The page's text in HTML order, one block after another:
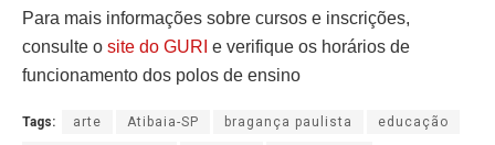
Para mais informações sobre cursos e inscrições,
consulte o site do GURI e verifique os horários de
funcionamento dos polos de ensino
Tags: arte Atibaia-SP bragança paulista educação